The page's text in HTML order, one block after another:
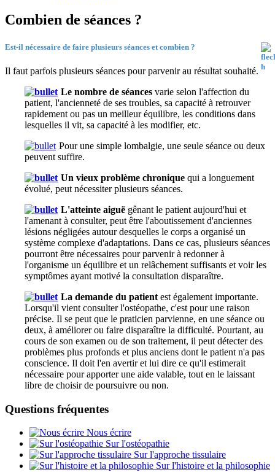
Combien de séances ?
Est-il nécessaire de faire plusieurs séances et combien ?
Il faut parfois plusieurs séances pour parvenir au résultat souhaité.
Le nombre de séances varie selon l'affection du
patient, l'ancienneté de ses troubles, sa capacité à retrouver
rapidement ou pas un meilleur équilibre, les conditions dans
lesquelles il vit, sa capacité à les modifier, etc.
Pour une simple lombalgie, une seule séance ou deux
peuvent suffire.
Un vieux problème chronique qui a longuement
évolué, peut nécessiter plusieurs séances.
L'atteinte aiguë gênant le patient aujourd'hui et
l'amenant à consulter, peut être l'aboutissement d'anciennes
lésions négligées autour desquelles le corps a organisé un
système complexe d'adaptations. Dans ce cas, plusieurs séances
pourront être nécessaires pour parvenir à redonner à
l'organisme un équilibre et un relâchement suffisants et voir les
symptômes ayant motivé la consultation disparaître.
La demande du patient est également importante.
Lorsqu'il vient consulter l'ostéopathe, c'est pour une raison
précise. Il se peut que le praticien parvienne, en une séance ou
deux, à améliorer ou faire disparaître la difficulté. Pourtant, au
cours de son examen ou de son traitement, il peut détecter des
problèmes plus profonds et plus anciens dont le patient n'a pas
conscience. Il doit l'en avertir et lui dire ce qu'il estimerait
nécessaire pour apporter une aide valable, tout en le laissant
libre de choisir de poursuivre ou non.
Questions fréquentes
Nous écrire
Sur l'ostéopathie
Sur l'approche tissulaire
Sur l'histoire et la philosophie